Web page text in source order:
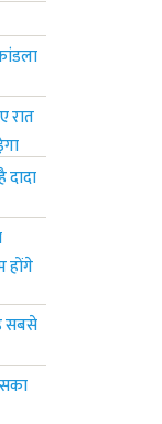
रात
होंगे
सबसे